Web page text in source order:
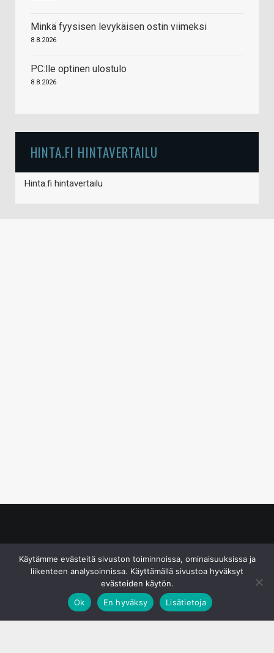
Minkä fyysisen levykäisen ostin viimeksi
8.8.2026
PC:lle optinen ulostulo
8.8.2026
HINTA.FI HINTAVERTAILU
Hinta.fi hintavertailu
Käytämme evästeitä sivuston toiminnoissa, ominaisuuksissa ja
liikenteen analysoinnissa. Käyttämällä sivustoa hyväksyt
evästeiden käytön.
Ok
En hyväksy Lisätietoja